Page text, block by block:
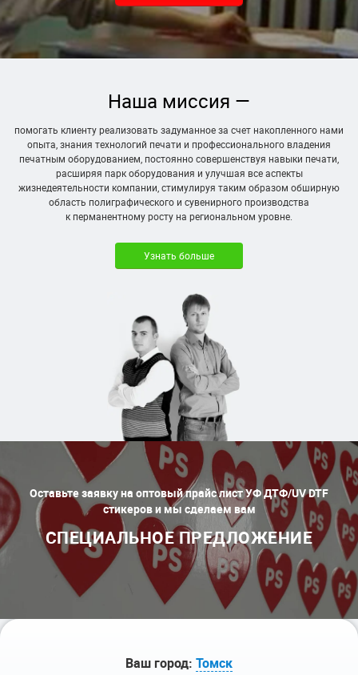
Наша миссия —
помогать клиенту реализовать задуманное за счет накопленного нами
опыта, знания технологий печати и профессионального владения
печатным оборудованием, постоянно совершенствуя навыки печати,
расширяя парк оборудования и улучшая все аспекты
жизнедеятельности компании, стимулируя таким образом обширную
область полиграфического и сувенирного производства
к перманентному росту на региональном уровне.
Узнать больше
Оставьте заявку на оптовый прайс лист УФ ДТФ/UV DTF
стикеров и мы сделаем вам
СПЕЦИАЛЬНОЕ ПРЕДЛОЖЕНИЕ
Ваш город: Томск